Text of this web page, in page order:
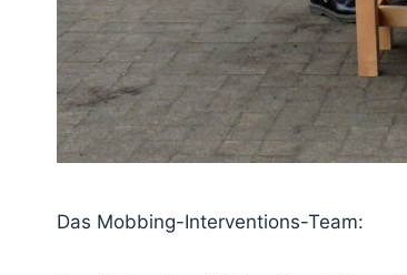
Das Mobbing-Interventions-Team: